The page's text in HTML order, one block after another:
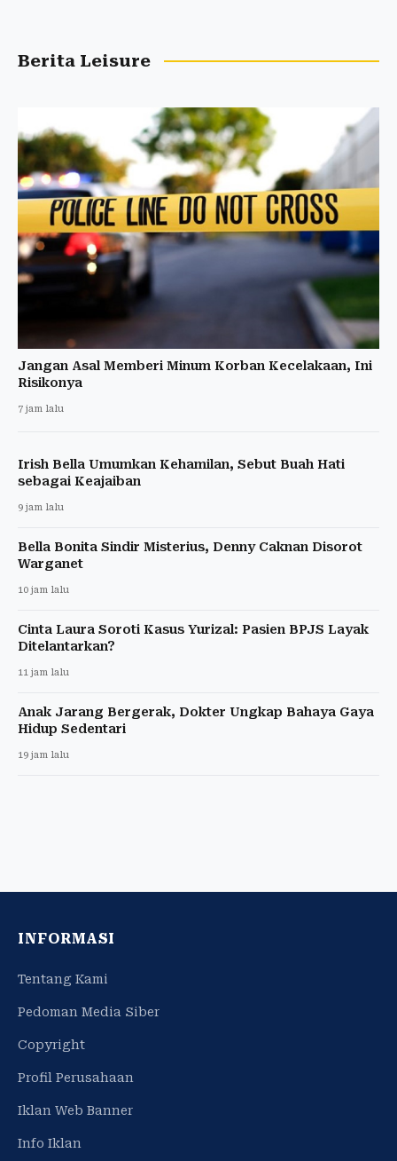
Berita Leisure
Jangan Asal Memberi Minum Korban Kecelakaan, Ini
Risikonya
7 jam lalu
Irish Bella Umumkan Kehamilan, Sebut Buah Hati
sebagai Keajaiban
9 jam lalu
Bella Bonita Sindir Misterius, Denny Caknan Disorot
Warganet
10 jam lalu
Cinta Laura Soroti Kasus Yurizal: Pasien BPJS Layak
Ditelantarkan?
11 jam lalu
Anak Jarang Bergerak, Dokter Ungkap Bahaya Gaya
Hidup Sedentari
19 jam lalu
INFORMASI
Tentang Kami
Pedoman Media Siber
Copyright
Profil Perusahaan
Iklan Web Banner
Info Iklan